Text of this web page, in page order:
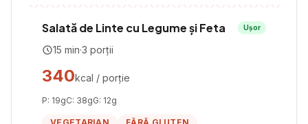
Salată de Linte cu Legume și Feta Ușor
15 min·3 porții
340kcal / porție
P: 19gC: 38gG: 12g